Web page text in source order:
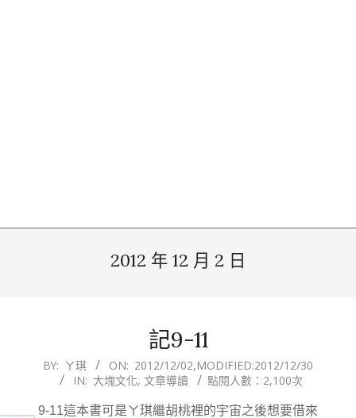
2012 年 12 月 2 日
記9-11
2012-
02
BY: ㄚ琪 ON: 2012/12/02,MODIFIED:2012/12/30
IN: 大塊文化, 文章導讀 點閱人數：2,100次
9-11這本書可是ㄚ琪繼胡桃裡的宇宙之後想要借來